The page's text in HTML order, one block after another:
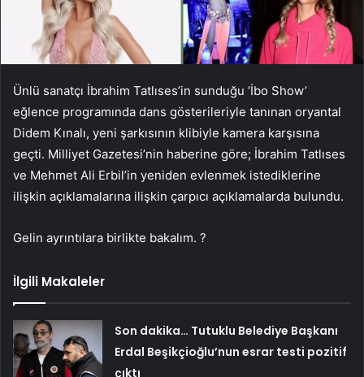
Ünlü sanatçı İbrahim Tatlıses’in sunduğu ‘İbo Show’
eğlence programında dans gösterileriyle tanınan oryantal
Didem Kınalı, yeni şarkısının klibiyle kamera karşısına
geçti. Milliyet Gazetesi’nin haberine göre; İbrahim Tatlıses
ve Mehmet Ali Erbil’in yeniden evlenmek istediklerine
ilişkin açıklamalarına ilişkin çarpıcı açıklamalarda bulundu.
Gelin ayrıntılara birlikte bakalım. ?
İlgili Makaleler
Son dakika… Tutuklu Belediye Başkanı
Erdal Beşikçioğlu’nun esrar testi pozitif
çıktı